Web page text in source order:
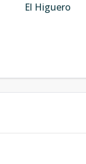
El Higuero